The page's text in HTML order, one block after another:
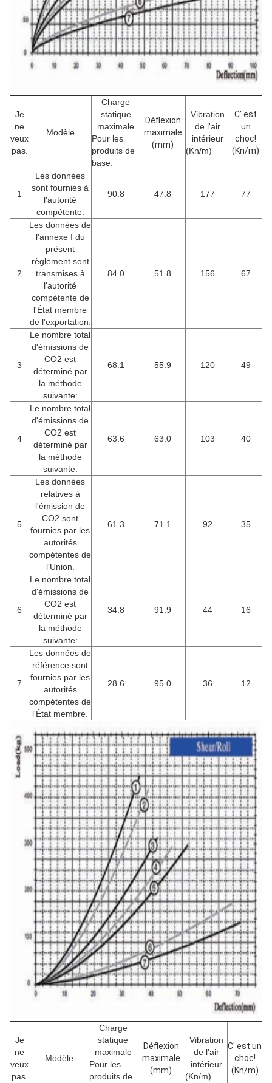
Je
ne
veux
pas.
Modèle
Charge
statique
maximale
Pour les
produits de
base:
Déflexion
maximale
(mm)
Vibration
de l'air
intérieur
(Kn/m)
C' est
un
choc!
(Kn/m)
1
Les données
sont fournies à
l'autorité
compétente.
90.8 47.8 177 77
2
Les données de
l'annexe I du
présent
règlement sont
transmises à
l'autorité
compétente de
l'État membre
de l'exportation.
84.0 51.8 156 67
3
Le nombre total
d'émissions de
CO2 est
déterminé par
la méthode
suivante:
68.1 55.9 120 49
4
Le nombre total
d'émissions de
CO2 est
déterminé par
la méthode
suivante:
63.6 63.0 103 40
5
Les données
relatives à
l'émission de
CO2 sont
fournies par les
autorités
compétentes de
l'Union.
61.3 71.1 92 35
6
Le nombre total
d'émissions de
CO2 est
déterminé par
la méthode
suivante:
34.8 91.9 44 16
7
Les données de
référence sont
fournies par les
autorités
compétentes de
l'État membre.
28.6 95.0 36 12
Je
ne
veux
pas.
Modèle
Charge
statique
maximale
Pour les
produits de
Déflexion
maximale
(mm)
Vibration
de l'air
intérieur
(Kn/m)
C' est un
choc!
(Kn/m)